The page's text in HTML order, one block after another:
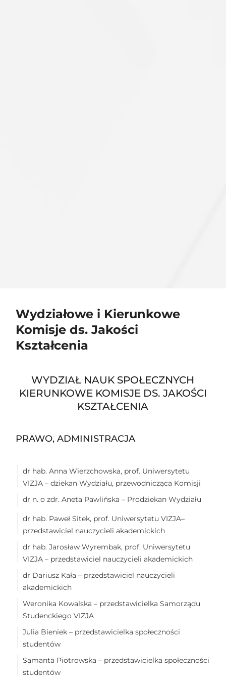
Wydziałowe i Kierunkowe
Komisje ds. Jakości
Kształcenia
WYDZIAŁ NAUK SPOŁECZNYCH
KIERUNKOWE KOMISJE DS. JAKOŚCI
KSZTAŁCENIA
PRAWO, ADMINISTRACJA
dr hab. Anna Wierzchowska, prof. Uniwersytetu
VIZJA – dziekan Wydziału, przewodnicząca Komisji
dr n. o zdr. Aneta Pawlińska – Prodziekan Wydziału
dr hab. Paweł Sitek, prof. Uniwersytetu VIZJA–
przedstawiciel nauczycieli akademickich
dr hab. Jarosław Wyrembak, prof. Uniwersytetu
VIZJA – przedstawiciel nauczycieli akademickich
dr Dariusz Kała – przedstawiciel nauczycieli
akademickich
Weronika Kowalska – przedstawicielka Samorządu
Studenckiego VIZJA
Julia Bieniek – przedstawicielka społeczności
studentów
Samanta Piotrowska – przedstawicielka społeczności
studentów